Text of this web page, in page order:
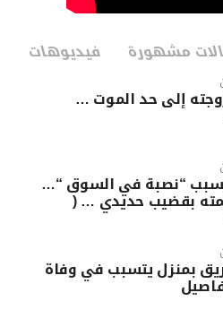
مشهورة فيديوهات
إلى حد الموت …
“نصبة في السوق “…
بقضيب حديدي … (
بمنزل يتسبب في وفاة